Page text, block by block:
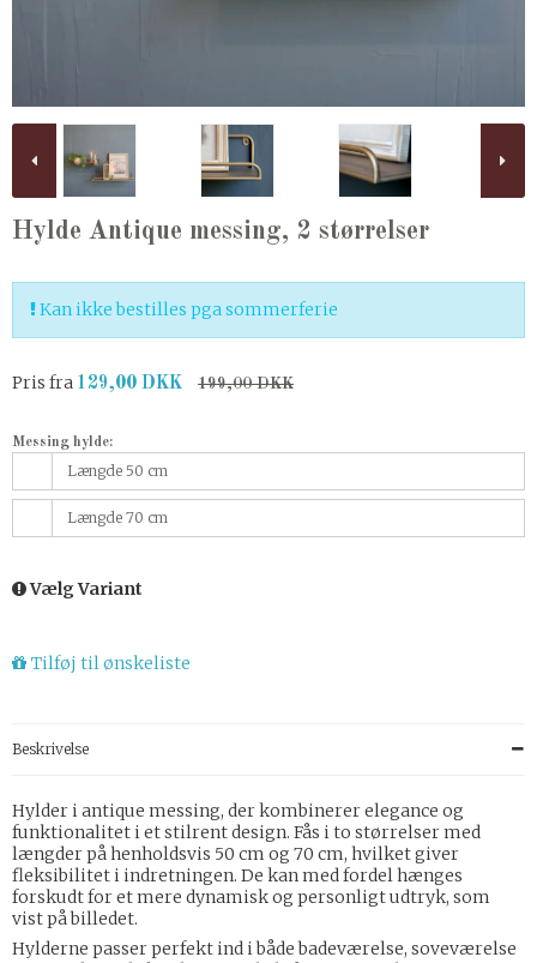
Hylde Antique messing, 2 størrelser
Kan ikke bestilles pga sommerferie
Pris fra 129,00 DKK 199,00 DKK
Messing hylde:
Længde 50 cm
Længde 70 cm
Vælg Variant
Tilføj til ønskeliste
Beskrivelse
Hylder i antique messing, der kombinerer elegance og
funktionalitet i et stilrent design. Fås i to størrelser med
længder på henholdsvis 50 cm og 70 cm, hvilket giver
fleksibilitet i indretningen. De kan med fordel hænges
forskudt for et mere dynamisk og personligt udtryk, som
vist på billedet.
Hylderne passer perfekt ind i både badeværelse, soveværelse